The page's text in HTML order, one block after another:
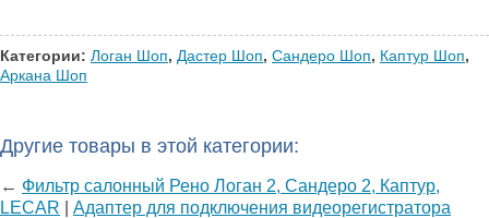
Категории: Логан Шоп, Дастер Шоп, Сандеро Шоп, Каптур Шоп,
Аркана Шоп
Другие товары в этой категории:
← Фильтр салонный Рено Логан 2, Сандеро 2, Каптур,
LECAR
Адаптер для подключения видеорегистратора